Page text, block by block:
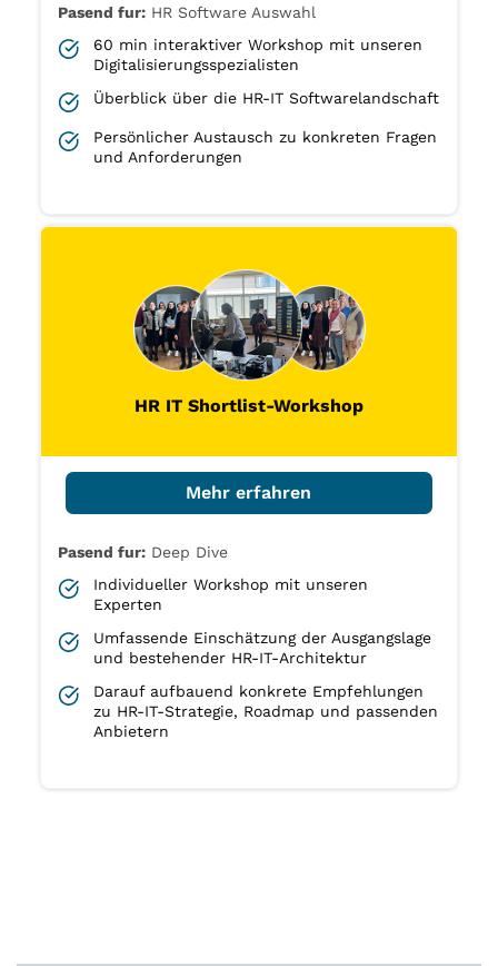
Pasend fur: HR Software Auswahl
60 min interaktiver Workshop mit unseren
Digitalisierungsspezialisten
Überblick über die HR-IT Softwarelandschaft
Persönlicher Austausch zu konkreten Fragen
und Anforderungen
HR IT Shortlist-Workshop
Mehr erfahren
Pasend fur: Deep Dive
Individueller Workshop mit unseren
Experten
Umfassende Einschätzung der Ausgangslage
und bestehender HR-IT-Architektur
Darauf aufbauend konkrete Empfehlungen
zu HR-IT-Strategie, Roadmap und passenden
Anbietern